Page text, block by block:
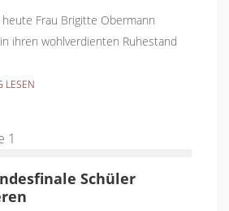
Frau Brigitte Obermann
ihren wohlverdienten Ruhestand
LESEN
Schüler